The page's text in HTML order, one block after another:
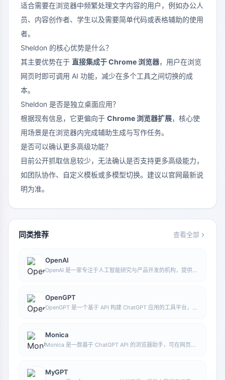
适合需要在浏览器中频繁处理文字内容的用户，例如办公人
员、内容创作者、学生以及需要简单代码或表格辅助的使用
者。
Sheldon 的核心优势是什么？
其主要优势在于 直接集成于 Chrome 浏览器，用户在浏览
网页时即可调用 AI 功能，减少在多个工具之间切换的成
本。
Sheldon 是否是独立桌面应用？
根据现有信息，它更偏向于 Chrome 浏览器扩展，核心使
用场景是在浏览器内完成辅助生成与写作任务。
是否可以确认更多高级功能？
目前公开抓取信息较少，无法确认是否支持更多高级能力，
如团队协作、自定义模板或多模型切换。建议以官网最新说
明为准。
同类推荐 查看全部
OpenAI
OpenAI 是一家专注于人工智能研究与产品开发的机构，提供包
OpenGPT
OpenGPT 是一个基于 API 构建 ChatGPT 应用的工具平台，支
Monica
Monica 是一款基于 ChatGPT API 的浏览器助手，可在网页环
MyGPT